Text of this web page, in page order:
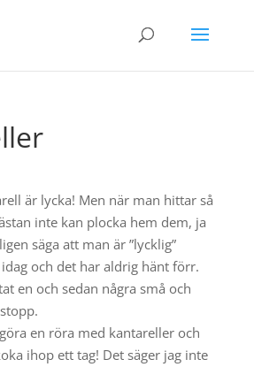
är lycka! Men när man hittar så
inte kan plocka hem dem, ja
säga att man är ”lycklig”
och det har aldrig hänt förr.
en och sedan några små och
en röra med kantareller och
ihop ett tag! Det säger jag inte